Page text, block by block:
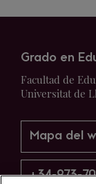
Grado en
Facultad de
Universitat de
Mapa del
+34-973-